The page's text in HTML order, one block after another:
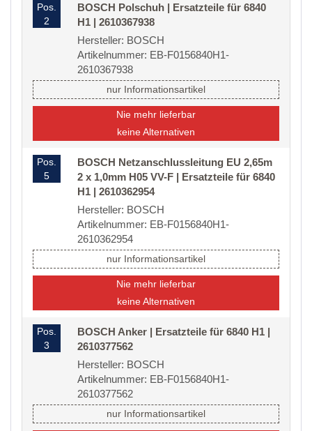
Pos.
2
BOSCH Polschuh | Ersatzteile für 6840
H1 | 2610367938
Hersteller: BOSCH
Artikelnummer: EB-F0156840H1-
2610367938
nur Informationsartikel
Nie mehr lieferbar
keine Alternativen
Pos.
5
BOSCH Netzanschlussleitung EU 2,65m
2 x 1,0mm H05 VV-F | Ersatzteile für 6840
H1 | 2610362954
Hersteller: BOSCH
Artikelnummer: EB-F0156840H1-
2610362954
nur Informationsartikel
Nie mehr lieferbar
keine Alternativen
Pos.
3
BOSCH Anker | Ersatzteile für 6840 H1 |
2610377562
Hersteller: BOSCH
Artikelnummer: EB-F0156840H1-
2610377562
nur Informationsartikel